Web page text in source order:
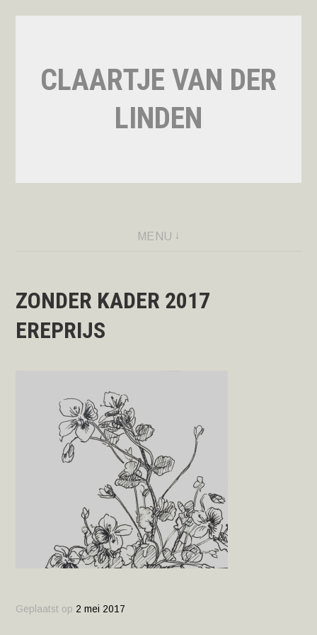
springenCLAARTJE VAN DER
LINDEN
MENU
ZONDER KADER 2017
EREPRIJS
Geplaatst op 2 mei 2017